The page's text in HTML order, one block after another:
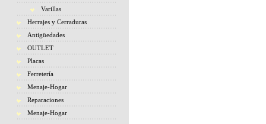
Varillas
Herrajes y Cerraduras
Antigüedades
OUTLET
Placas
Ferretería
Menaje-Hogar
Reparaciones
Menaje-Hogar